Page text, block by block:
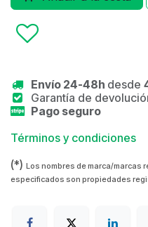
Envío 24-48h desde
Garantía de
Pago seguro
Términos y condiciones
(*) Los nombres de marca/marcas
especificados son propiedades